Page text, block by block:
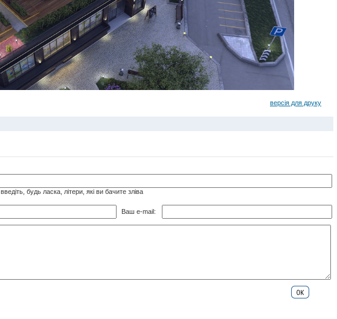
версія для друку
введіть, будь ласка, літери, які ви бачите зліва
Ваш e-mail: